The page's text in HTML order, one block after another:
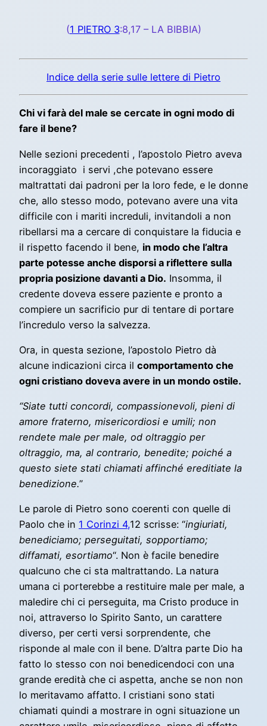
(1 PIETRO 3:8,17 – LA BIBBIA)
Indice della serie sulle lettere di Pietro
Chi vi farà del male se cercate in ogni modo di
fare il bene?
Nelle sezioni precedenti , l’apostolo Pietro aveva
incoraggiato i servi ,che potevano essere
maltrattati dai padroni per la loro fede, e le donne
che, allo stesso modo, potevano avere una vita
difficile con i mariti increduli, invitandoli a non
ribellarsi ma a cercare di conquistare la fiducia e
il rispetto facendo il bene, in modo che l’altra
parte potesse anche disporsi a riflettere sulla
propria posizione davanti a Dio. Insomma, il
credente doveva essere paziente e pronto a
compiere un sacrificio pur di tentare di portare
l’incredulo verso la salvezza.
Ora, in questa sezione, l’apostolo Pietro dà
alcune indicazioni circa il comportamento che
ogni cristiano doveva avere in un mondo ostile.
“Siate tutti concordi, compassionevoli, pieni di
amore fraterno, misericordiosi e umili; non
rendete male per male, od oltraggio per
oltraggio, ma, al contrario, benedite; poiché a
questo siete stati chiamati affinché ereditiate la
benedizione.”
Le parole di Pietro sono coerenti con quelle di
Paolo che in 1 Corinzi 4,12 scrisse: “ingiuriati,
benediciamo; perseguitati, sopportiamo;
diffamati, esortiamo“. Non è facile benedire
qualcuno che ci sta maltrattando. La natura
umana ci porterebbe a restituire male per male, a
maledire chi ci perseguita, ma Cristo produce in
noi, attraverso lo Spirito Santo, un carattere
diverso, per certi versi sorprendente, che
risponde al male con il bene. D’altra parte Dio ha
fatto lo stesso con noi benedicendoci con una
grande eredità che ci aspetta, anche se non non
lo meritavamo affatto. I cristiani sono stati
chiamati quindi a mostrare in ogni situazione un